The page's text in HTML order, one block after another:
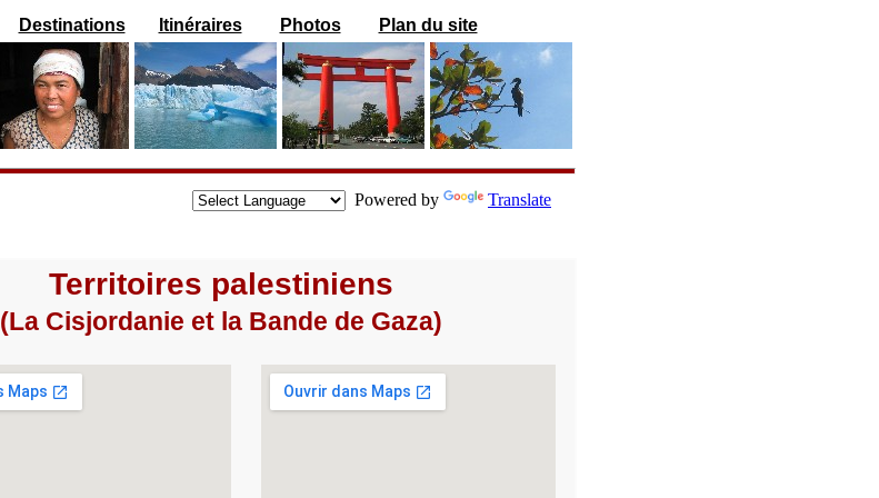
Destinations Itinéraires Photos Plan du site
Powered by Translate
Territoires palestiniens
(La Cisjordanie et la Bande de Gaza)